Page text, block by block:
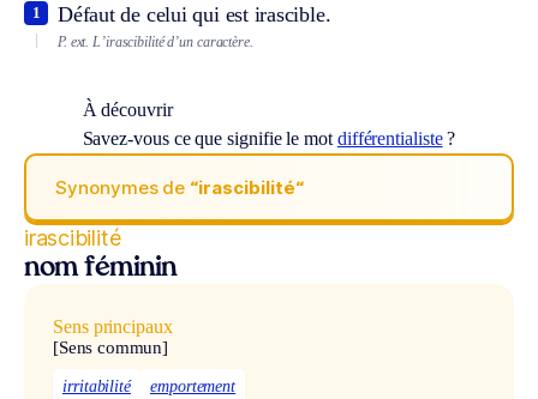
Défaut de celui qui est irascible.
1
P. ext. L’irascibilité d’un caractère.
À découvrir
Savez-vous ce que signifie le mot différentialiste?
Synonymes de “irascibilité“
irascibilité
nom féminin
Sens principaux
[Sens commun]
irritabilité emportement